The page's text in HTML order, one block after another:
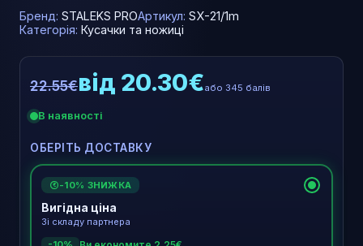
Бренд: STALEKS PROАртикул: SX-21/1m
Категорія: Кусачки та ножиці
22.55€від 20.30€або 345 балів
В наявності
ОБЕРІТЬ ДОСТАВКУ
€ -10% ЗНИЖКА
Вигідна ціна
Зі складу партнера